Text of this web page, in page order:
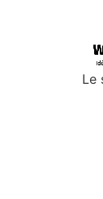
Le